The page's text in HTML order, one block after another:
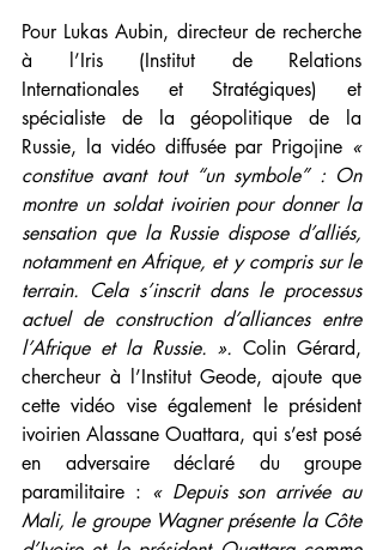
Pour Lukas Aubin, directeur de recherche
à l’Iris (Institut de Relations
Internationales et Stratégiques) et
spécialiste de la géopolitique de la
Russie, la vidéo diffusée par Prigojine «
constitue avant tout “un symbole” : On
montre un soldat ivoirien pour donner la
sensation que la Russie dispose d’alliés,
notamment en Afrique, et y compris sur le
terrain. Cela s’inscrit dans le processus
actuel de construction d’alliances entre
l’Afrique et la Russie. ». Colin Gérard,
chercheur à l’Institut Geode, ajoute que
cette vidéo vise également le président
ivoirien Alassane Ouattara, qui s’est posé
en adversaire déclaré du groupe
paramilitaire : « Depuis son arrivée au
Mali, le groupe Wagner présente la Côte